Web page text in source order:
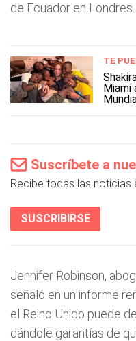
de Ecuador en Londres.
TE
Miami
Suscríbete a
Recibe todas las noticias
SUSCRIBIRSE
Jennifer Robinson,
señaló en un informe
el Reino Unido puede
dándole garantías de